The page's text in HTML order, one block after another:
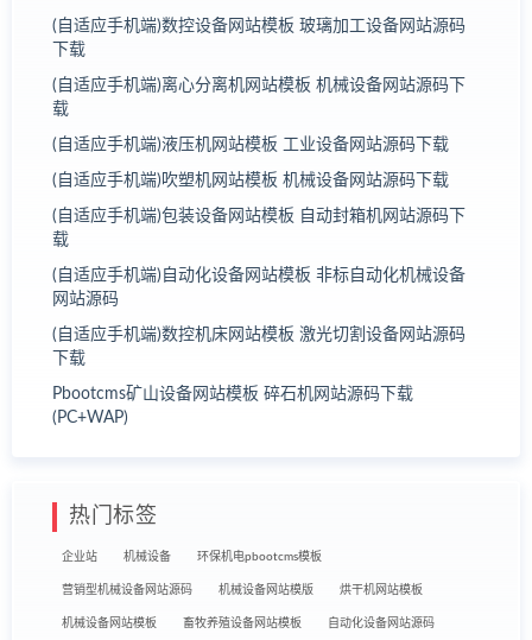
(自适应手机端)数控设备网站模板 玻璃加工设备网站源码
下载
(自适应手机端)离心分离机网站模板 机械设备网站源码下
载
(自适应手机端)液压机网站模板 工业设备网站源码下载
(自适应手机端)吹塑机网站模板 机械设备网站源码下载
(自适应手机端)包装设备网站模板 自动封箱机网站源码下
载
(自适应手机端)自动化设备网站模板 非标自动化机械设备
网站源码
(自适应手机端)数控机床网站模板 激光切割设备网站源码
下载
Pbootcms矿山设备网站模板 碎石机网站源码下载
(PC+WAP)
热门标签
企业站 机械设备 环保机电pbootcms模板
营销型机械设备网站源码 机械设备网站模版 烘干机网站模板
机械设备网站模板 畜牧养殖设备网站模板 自动化设备网站源码